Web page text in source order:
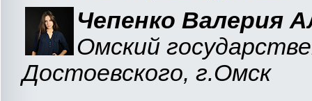
Чепенко Валерия
Омский
Достоевского, г.Омск